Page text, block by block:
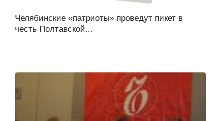
Челябинские «патриоты» проведут пикет в
честь Полтавской...